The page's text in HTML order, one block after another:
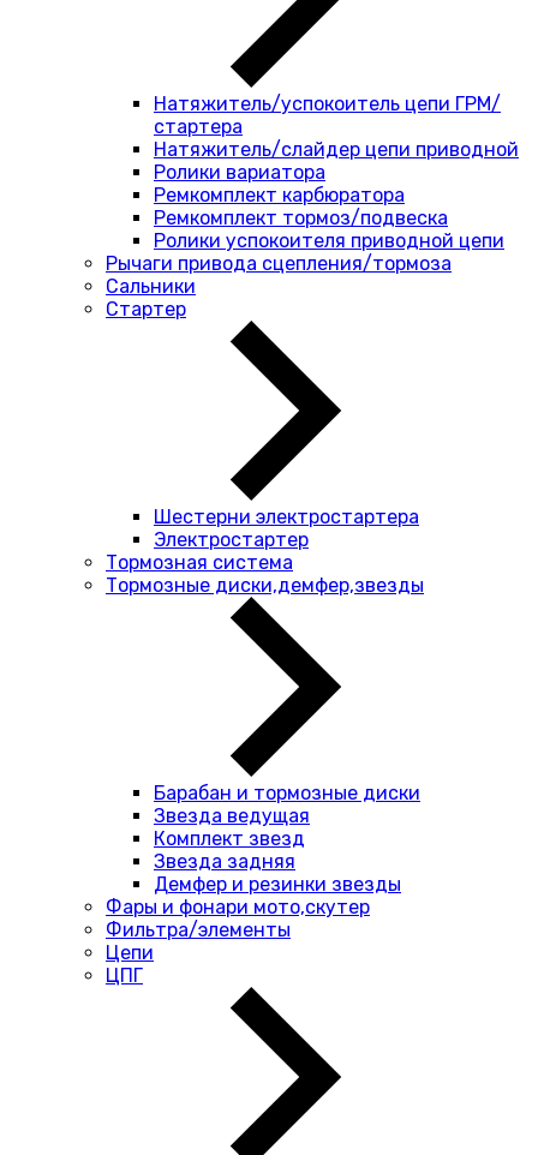
Натяжитель/успокоитель цепи ГРМ/
стартера
Натяжитель/слайдер цепи приводной
Ролики вариатора
Ремкомплект карбюратора
Ремкомплект тормоз/подвеска
Ролики успокоителя приводной цепи
Рычаги привода сцепления/тормоза
Сальники
Стартер
Шестерни электростартера
Электростартер
Тормозная система
Тормозные диски,демфер,звезды
Барабан и тормозные диски
Звезда ведущая
Комплект звезд
Звезда задняя
Демфер и резинки звезды
Фары и фонари мото,скутер
Фильтра/элементы
Цепи
ЦПГ